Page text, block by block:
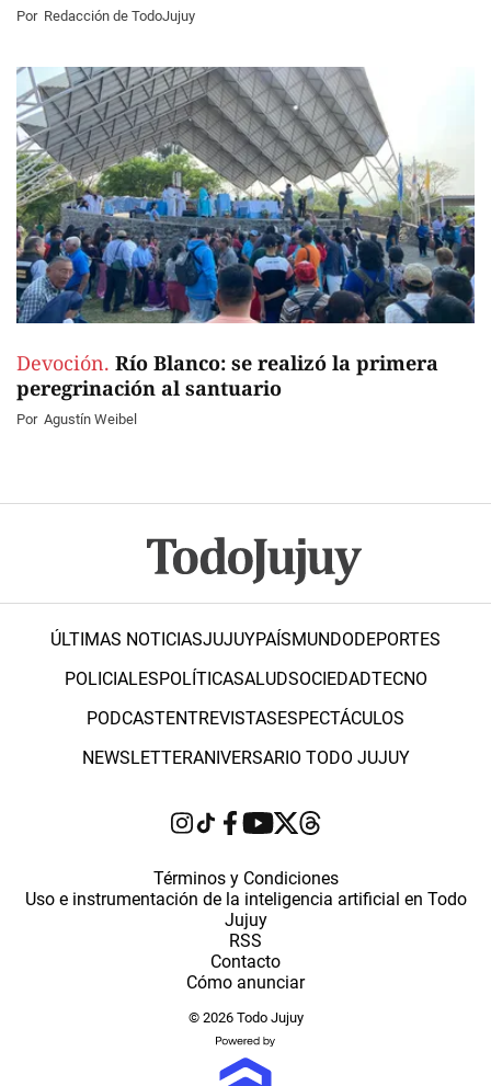
Por Redacción de TodoJujuy
Devoción. Río Blanco: se realizó la primera
peregrinación al santuario
Por Agustín Weibel
ÚLTIMAS NOTICIASJUJUYPAÍSMUNDODEPORTES
POLICIALESPOLÍTICASALUDSOCIEDADTECNO
PODCASTENTREVISTASESPECTÁCULOS
NEWSLETTERANIVERSARIO TODO JUJUY
Términos y Condiciones
Uso e instrumentación de la inteligencia artificial en Todo
Jujuy
RSS
Contacto
Cómo anunciar
© 2026 Todo Jujuy